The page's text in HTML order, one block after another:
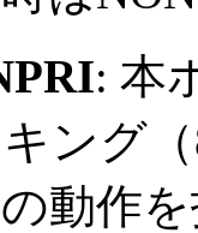
: 本
ング
動作